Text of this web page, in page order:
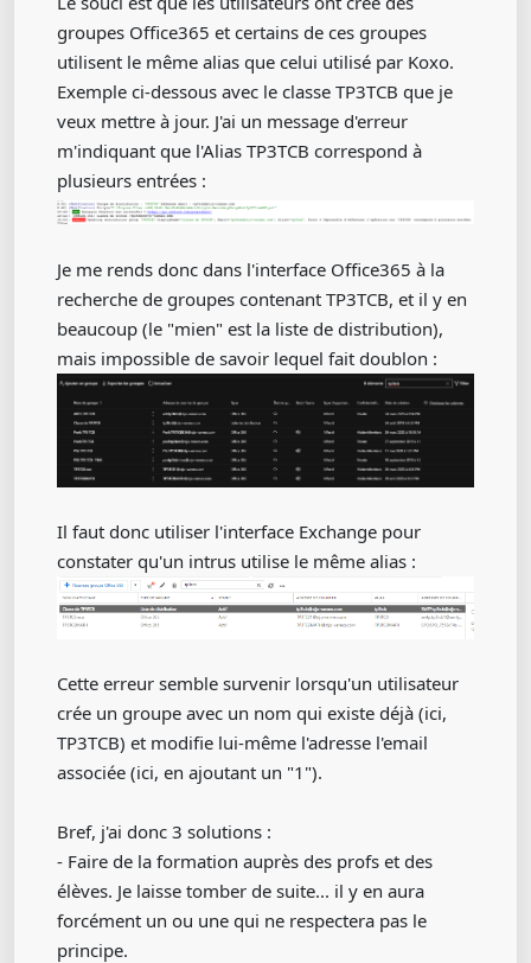
groupes Office365 et certains de ces groupes
utilisent le même alias que celui utilisé par Koxo.
Exemple ci-dessous avec le classe TP3TCB que je
veux mettre à jour. J'ai un message d'erreur
m'indiquant que l'Alias TP3TCB correspond à
plusieurs entrées :
Je me rends donc dans l'interface Office365 à la
recherche de groupes contenant TP3TCB, et il y en
beaucoup (le "mien" est la liste de distribution),
mais impossible de savoir lequel fait doublon :
Il faut donc utiliser l'interface Exchange pour
constater qu'un intrus utilise le même alias :
Cette erreur semble survenir lorsqu'un utilisateur
crée un groupe avec un nom qui existe déjà (ici,
TP3TCB) et modifie lui-même l'adresse l'email
associée (ici, en ajoutant un "1").
Bref, j'ai donc 3 solutions :
- Faire de la formation auprès des profs et des
élèves. Je laisse tomber de suite... il y en aura
forcément un ou une qui ne respectera pas le
principe.